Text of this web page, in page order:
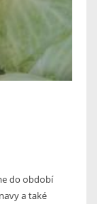
do období
a také